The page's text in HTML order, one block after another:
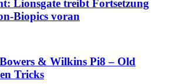
Lionsgate treibt Fortsetzung
Biopics voran
& Wilkins Pi8 – Old
Tricks